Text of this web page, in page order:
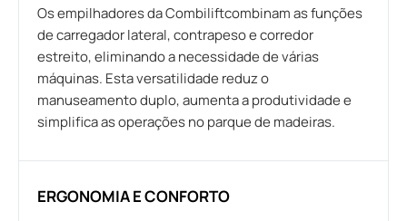
Os empilhadores da Combiliftcombinam as funções
de carregador lateral, contrapeso e corredor
estreito, eliminando a necessidade de várias
máquinas. Esta versatilidade reduz o
manuseamento duplo, aumenta a produtividade e
simplifica as operações no parque de madeiras.
ERGONOMIA E CONFORTO